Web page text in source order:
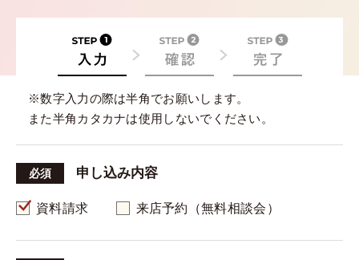
※数字入力の際は半角でお願いします。
また半角カタカナは使用しないでください。
必須 申し込み内容
資料請求 来店予約（無料相談会）